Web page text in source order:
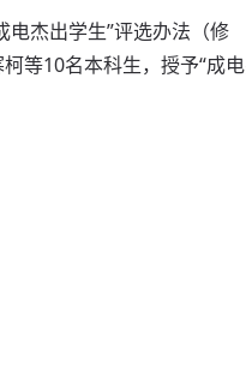
电杰出学生”评选办法（修
等10名本科生，授予“成